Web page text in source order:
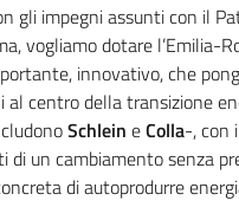
gli impegni assunti con il
vogliamo dotare l’Emilia-
innovativo, che
al centro della transizione
Schlein eColla-, con
di un cambiamento senza
di autoprodurre